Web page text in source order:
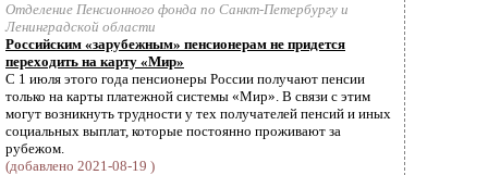
Отделение Пенсионного фонда по Санкт-Петербургу и
Ленинградской области
Российским «зарубежным» пенсионерам не придется
переходить на карту «Мир»
С 1 июля этого года пенсионеры России получают пенсии
только на карты платежной системы «Мир». В связи с этим
могут возникнуть трудности у тех получателей пенсий и иных
социальных выплат, которые постоянно проживают за
рубежом.
(добавлено 2021-08-19 )